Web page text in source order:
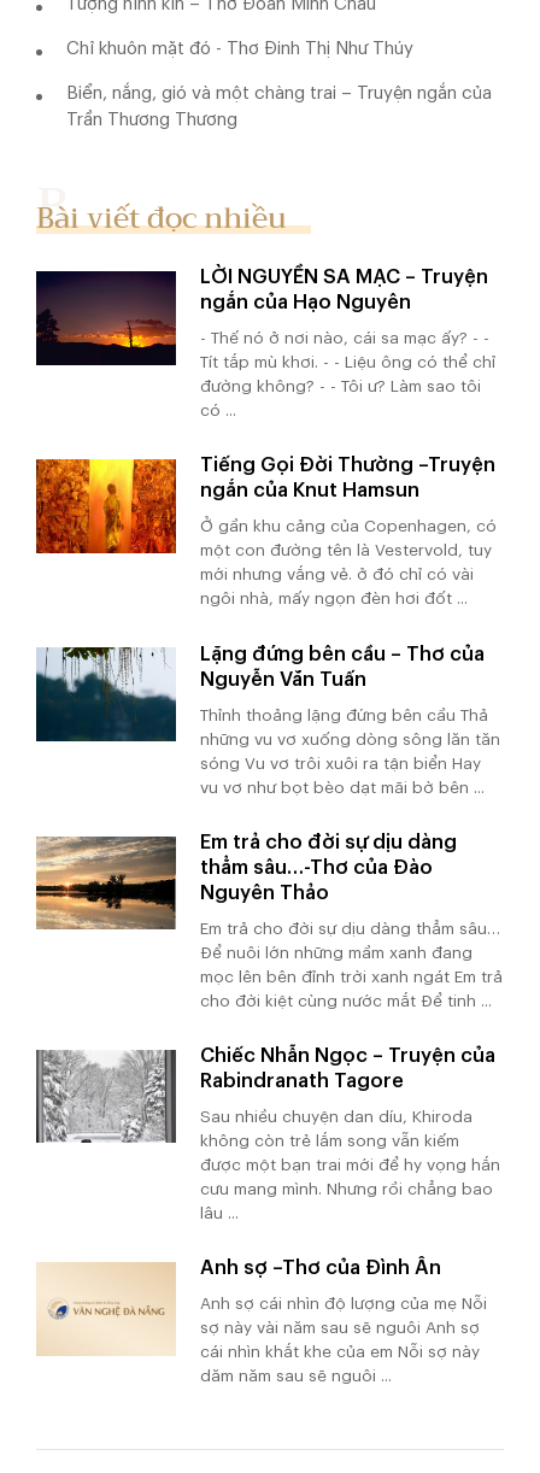
Tượng hình kín – Thơ Đoàn Minh Châu
Chỉ khuôn mặt đó - Thơ Đinh Thị Như Thúy
Biển, nắng, gió và một chàng trai – Truyện ngắn của
Trần Thương Thương
Bài viết đọc nhiều
LỜI NGUYỀN SA MẠC – Truyện
ngắn của Hạo Nguyên
- Thế nó ở nơi nào, cái sa mạc ấy? - -
Tít tắp mù khơi. - - Liệu ông có thể chỉ
đường không? - - Tôi ư? Làm sao tôi
có ...
Tiếng Gọi Đời Thường –Truyện
ngắn của Knut Hamsun
Ở gần khu cảng của Copenhagen, có
một con đường tên là Vestervold, tuy
mới nhưng vắng vẻ. ở đó chỉ có vài
ngôi nhà, mấy ngọn đèn hơi đốt ...
Lặng đứng bên cầu – Thơ của
Nguyễn Văn Tuấn
Thỉnh thoảng lặng đứng bên cầu Thả
những vu vơ xuống dòng sông lăn tăn
sóng Vu vơ trôi xuôi ra tận biển Hay
vu vơ như bọt bèo dạt mãi bờ bên ...
Em trả cho đời sự dịu dàng
thẳm sâu…-Thơ của Đào
Nguyên Thảo
Em trả cho đời sự dịu dàng thẳm sâu…
Để nuôi lớn những mầm xanh đang
mọc lên bên đỉnh trời xanh ngát Em trả
cho đời kiệt cùng nước mắt Để tinh ...
Chiếc Nhẫn Ngọc – Truyện của
Rabindranath Tagore
Sau nhiều chuyện dan díu, Khiroda
không còn trẻ lắm song vẫn kiếm
được một bạn trai mới để hy vọng hắn
cưu mang mình. Nhưng rồi chẳng bao
lâu ...
Anh sợ –Thơ của Đình Ân
Anh sợ cái nhìn độ lượng của mẹ Nỗi
sợ này vài năm sau sẽ nguôi Anh sợ
cái nhìn khắt khe của em Nỗi sợ này
dăm năm sau sẽ nguôi ...